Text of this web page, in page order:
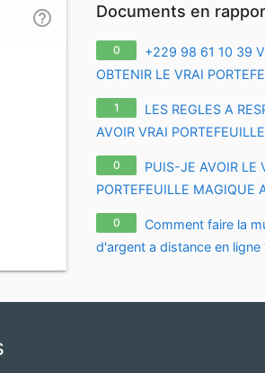
help_outline Documents en
0
+229 98 61 10 39
OBTENIR LE VRAI
MAGIQUE POUR CHANGER
APPRENEZ TOUS LES
VRAI PORTE-FEUILLE
FRANCE EURO
1
LES REGLES A
AVOIR VRAI
+229 01 60 49 20 00 LES
AVOIR LE VRAI
DISTANCE
0
PUIS-JE AVOIR LE
PORTEFEUILLE MAGIQUE
+229 99 13 18 40
0
Comment faire la
d'argent a distance en